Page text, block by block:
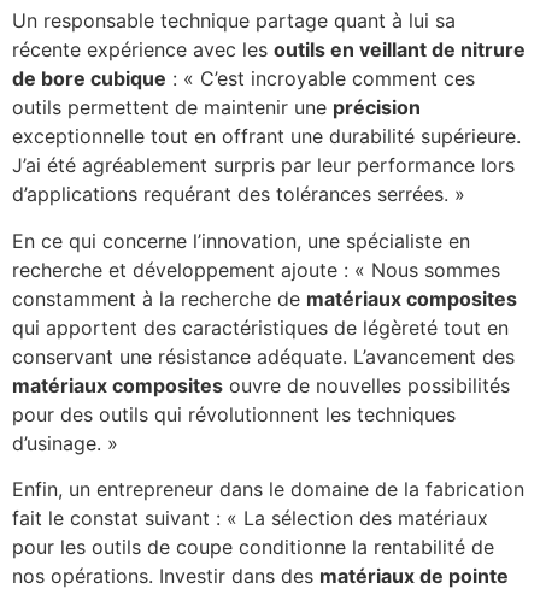
Un responsable technique partage quant à lui sa
récente expérience avec les outils en veillant de nitrure
de bore cubique : « C’est incroyable comment ces
outils permettent de maintenir une précision
exceptionnelle tout en offrant une durabilité supérieure.
J’ai été agréablement surpris par leur performance lors
d’applications requérant des tolérances serrées. »
En ce qui concerne l’innovation, une spécialiste en
recherche et développement ajoute : « Nous sommes
constamment à la recherche de matériaux composites
qui apportent des caractéristiques de légèreté tout en
conservant une résistance adéquate. L’avancement des
matériaux composites ouvre de nouvelles possibilités
pour des outils qui révolutionnent les techniques
d’usinage. »
Enfin, un entrepreneur dans le domaine de la fabrication
fait le constat suivant : « La sélection des matériaux
pour les outils de coupe conditionne la rentabilité de
nos opérations. Investir dans des matériaux de pointe